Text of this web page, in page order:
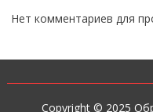
Нет комментариев для
Copyright © 2025